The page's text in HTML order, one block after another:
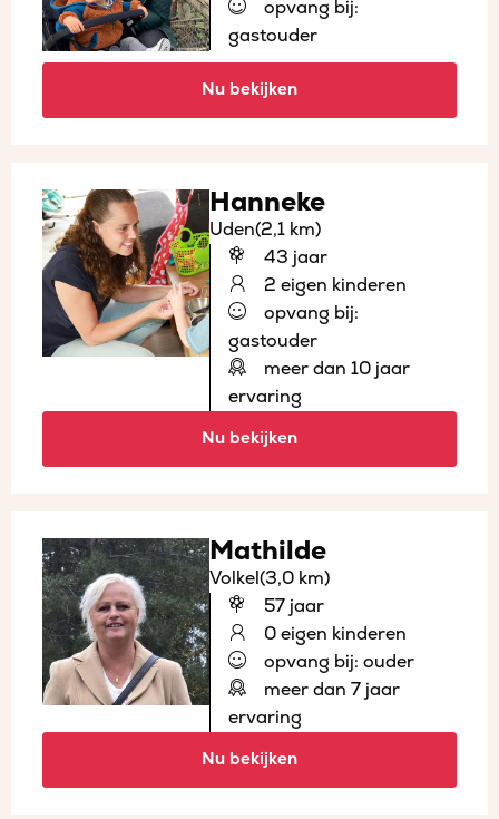
opvang bij:
gastouder
Nu bekijken
Hanneke
Uden(2,1 km)
43 jaar
2 eigen kinderen
opvang bij:
gastouder
meer dan 10 jaar
ervaring
Nu bekijken
Mathilde
Volkel(3,0 km)
57 jaar
0 eigen kinderen
opvang bij: ouder
meer dan 7 jaar
ervaring
Nu bekijken